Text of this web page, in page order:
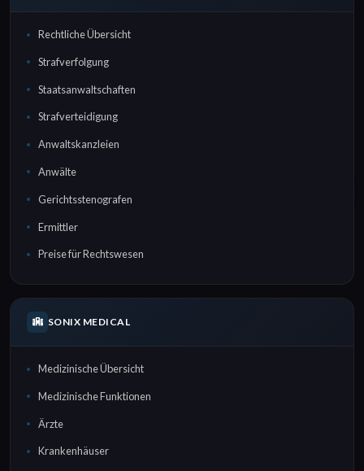
Rechtliche Übersicht
Strafverfolgung
Staatsanwaltschaften
Strafverteidigung
Anwaltskanzleien
Anwälte
Gerichtsstenografen
Ermittler
Preise für Rechtswesen
SONIX MEDICAL
Medizinische Übersicht
Medizinische Funktionen
Ärzte
Krankenhäuser